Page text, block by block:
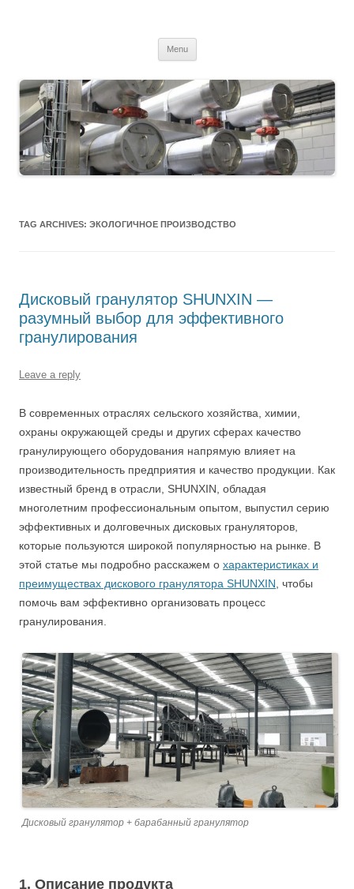
Menu
TAG ARCHIVES: ЭКОЛОГИЧНОЕ ПРОИЗВОДСТВО
Дисковый гранулятор SHUNXIN —
разумный выбор для эффективного
гранулирования
Leave a reply
В современных отраслях сельского хозяйства, химии,
охраны окружающей среды и других сферах качество
гранулирующего оборудования напрямую влияет на
производительность предприятия и качество продукции. Как
известный бренд в отрасли, SHUNXIN, обладая
многолетним профессиональным опытом, выпустил серию
эффективных и долговечных дисковых грануляторов,
которые пользуются широкой популярностью на рынке. В
этой статье мы подробно расскажем о характеристиках и
преимуществах дискового гранулятора SHUNXIN , чтобы
помочь вам эффективно организовать процесс
гранулирования.
Дисковый гранулятор + барабанный гранулятор
1. Описание продукта